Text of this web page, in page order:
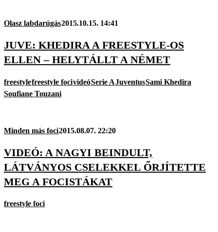
Olasz labdarúgás2015.10.15. 14:41
JUVE: KHEDIRA A FREESTYLE-OS
ELLEN – HELYTÁLLT A NÉMET
freestylefreestyle focivideóSerie AJuventusSami Khedira
Soufiane Touzani
Minden más foci2015.08.07. 22:20
VIDEÓ: A NAGYI BEINDULT,
LÁTVÁNYOS CSELEKKEL ŐRJÍTETTE
MEG A FOCISTÁKAT
freestyle foci